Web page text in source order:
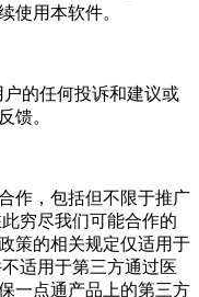
使用本软件。
户的任何投诉和建议或
馈。
作，包括但不限于推广
穷尽我们可能合作的
策的相关规定仅适用于
适用于第三方通过医
一点通产品上的第三方